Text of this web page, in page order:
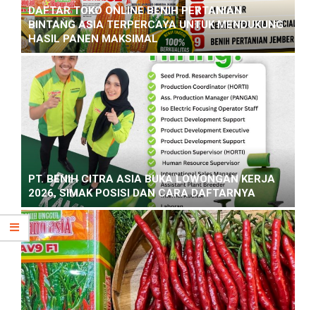
DAFTAR TOKO ONLINE BENIH PERTANIAN
BINTANG ASIA TERPERCAYA UNTUK MENDUKUNG
HASIL PANEN MAKSIMAL
PT. BENIH CITRA ASIA BUKA LOWONGAN KERJA
2026, SIMAK POSISI DAN CARA DAFTARNYA